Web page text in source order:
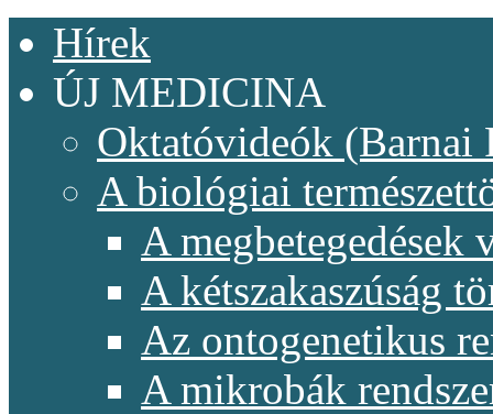
Hírek
ÚJ MEDICINA
Oktatóvideók (Barnai
A biológiai
A megbetegedések
A kétszakaszúság
Az ontogenetikus
A mikrobák